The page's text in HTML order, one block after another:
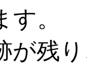
。
が残